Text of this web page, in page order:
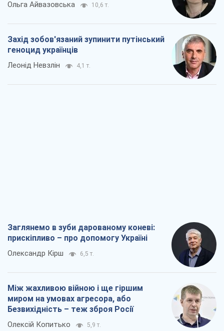
Ольга Айвазовська 10,6 т.
Захід зобов'язаний зупинити путінський
геноцид українців
Леонід Невзлін 4,1 т.
Заглянемо в зуби дарованому коневі:
прискіпливо – про допомогу Україні
Олександр Кірш 6,5 т.
Між жахливою війною і ще гіршим
миром на умовах агресора, або
Безвихідність – теж зброя Росії
Олексій Копитько 5,9 т.